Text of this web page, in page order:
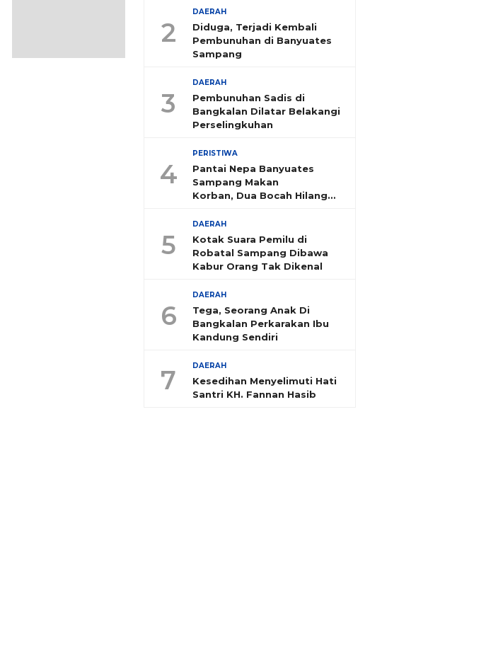
2
DAERAH
Diduga, Terjadi Kembali
Pembunuhan di Banyuates
Sampang
3
DAERAH
Pembunuhan Sadis di
Bangkalan Dilatar Belakangi
Perselingkuhan
4
PERISTIWA
Pantai Nepa Banyuates
Sampang Makan
Korban, Dua Bocah Hilang
5
DAERAH
Kotak Suara Pemilu di
Robatal Sampang Dibawa
Kabur Orang Tak Dikenal
6
DAERAH
Tega, Seorang Anak Di
Bangkalan Perkarakan Ibu
Kandung Sendiri
7 DAERAH
Kesedihan Menyelimuti Hati
Santri KH. Fannan Hasib